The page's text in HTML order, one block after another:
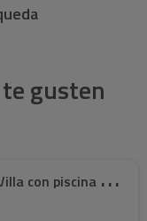
gusten
C
4XY8333DEN Villa con piscina y vistas panor� ...